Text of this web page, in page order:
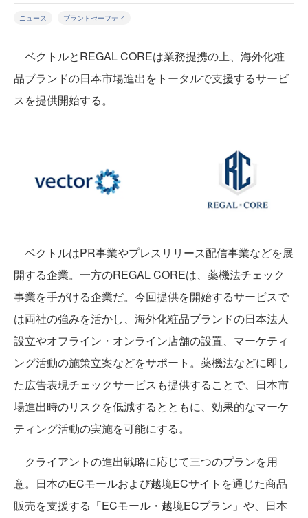
ニュース ブランドセーフティ
ベクトルとREGAL COREは業務提携の上、海外化粧
品ブランドの日本市場進出をトータルで支援するサービ
スを提供開始する。
ベクトルはPR事業やプレスリリース配信事業などを展
開する企業。一方のREGAL COREは、薬機法チェック
事業を手がける企業だ。今回提供を開始するサービスで
は両社の強みを活かし、海外化粧品ブランドの日本法人
設立やオフライン・オンライン店舗の設置、マーケティ
ング活動の施策立案などをサポート。薬機法などに即し
た広告表現チェックサービスも提供することで、日本市
場進出時のリスクを低減するとともに、効果的なマーケ
ティング活動の実施を可能にする。
クライアントの進出戦略に応じて三つのプランを用
意。日本のECモールおよび越境ECサイトを通じた商品
販売を支援する「ECモール・越境ECプラン」や、日本